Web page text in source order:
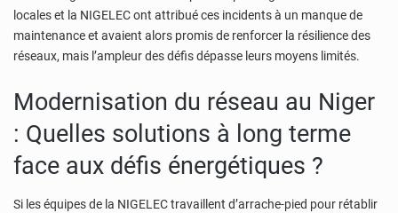
locales et la NIGELEC ont attribué ces incidents à un manque de
maintenance et avaient alors promis de renforcer la résilience des
réseaux, mais l’ampleur des défis dépasse leurs moyens limités.
Modernisation du réseau au Niger
: Quelles solutions à long terme
face aux défis énergétiques ?
Si les équipes de la NIGELEC travaillent d’arrache-pied pour rétablir